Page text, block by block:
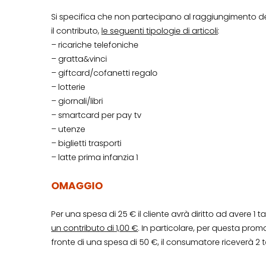
Si specifica che non partecipano al raggiungimento
il contributo,le seguenti tipologie di articoli:
– ricariche telefoniche
– gratta&vinci
– giftcard/cofanetti regalo
– lotterie
– giornali/libri
– smartcard per pay tv
– utenze
– biglietti trasporti
– latte prima infanzia 1
OMAGGIO
Per una spesa di 25 € il cliente avrà diritto ad avere 1
un contributo di 1,00 €. In particolare, per questa
fronte di una spesa di 50 €, il consumatore riceverà